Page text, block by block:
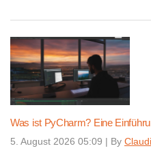
Was ist PyCharm? Eine
5. August 2026 05:09 | By